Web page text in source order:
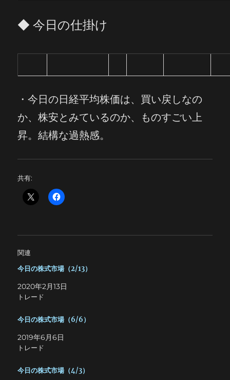
◆ 今日の仕掛け
・今日の 日経平均株価は、買い戻しなの
か、株安とみているのか、ものすごい上
昇。結構な過熱感。
共有:
関連
今日の株式市場（2/13）
2020年2月13日
トレード
今日の株式市場（6/6）
2019年6月6日
トレード
今日の株式市場（4/3）